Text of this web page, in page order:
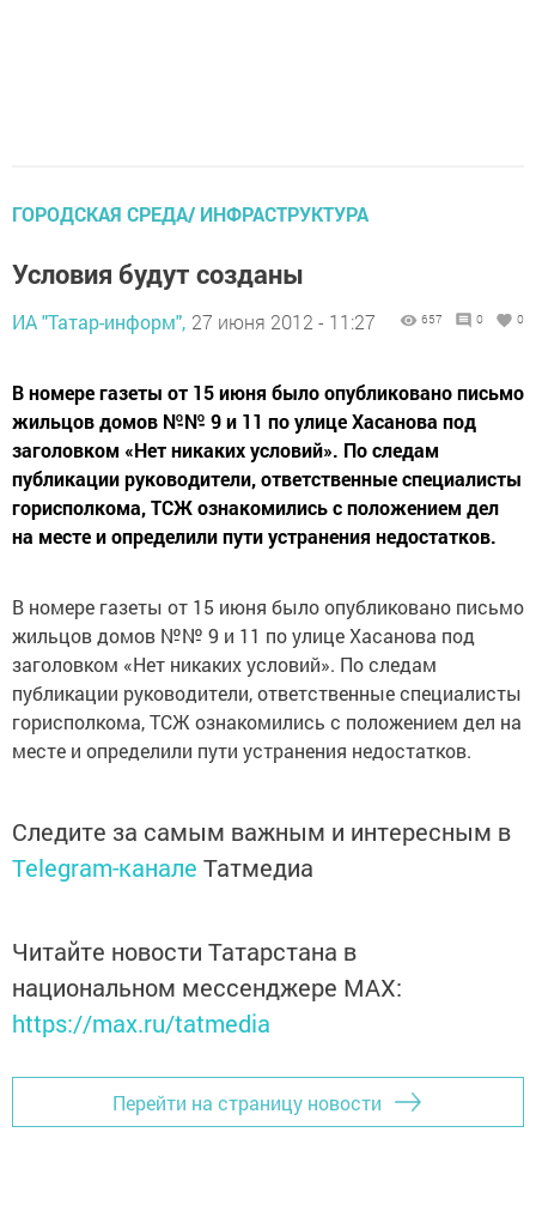
ГОРОДСКАЯ СРЕДА/ ИНФРАСТРУКТУРА
Условия будут созданы
ИА "Татар-информ", 27 июня 2012 - 11:27 657 0 0
В номере газеты от 15 июня было опубликовано письмо
жильцов домов №№ 9 и 11 по улице Хасанова под
заголовком «Нет никаких условий». По следам
публикации руководители, ответственные специалисты
горисполкома, ТСЖ ознакомились с положением дел
на месте и определили пути устранения недостатков.
В номере газеты от 15 июня было опубликовано письмо
жильцов домов №№ 9 и 11 по улице Хасанова под
заголовком «Нет никаких условий». По следам
публикации руководители, ответственные специалисты
горисполкома, ТСЖ ознакомились с положением дел на
месте и определили пути устранения недостатков.
Следите за самым важным и интересным в
Telegram-канале Татмедиа
Читайте новости Татарстана в
национальном мессенджере MАХ:
https://max.ru/tatmedia
Перейти на страницу новости